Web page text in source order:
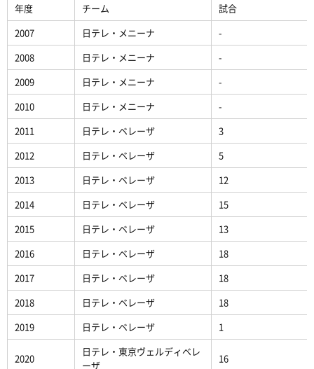
年度
チーム
試合
2007
日テレ・メニーナ
-
2008
日テレ・メニーナ
-
2009
日テレ・メニーナ
-
2010
日テレ・メニーナ
-
2011
日テレ・ベレーザ
3
2012
日テレ・ベレーザ
5
2013
日テレ・ベレーザ
12
2014
日テレ・ベレーザ
15
2015
日テレ・ベレーザ
13
2016
日テレ・ベレーザ
18
2017
日テレ・ベレーザ
18
2018
日テレ・ベレーザ
18
2019
日テレ・ベレーザ 1
2020
日テレ・東京ヴェルディベレ
ーザ
16